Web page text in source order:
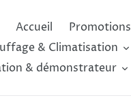
Accueil Promotions
& Climatisation
& démonstrateur